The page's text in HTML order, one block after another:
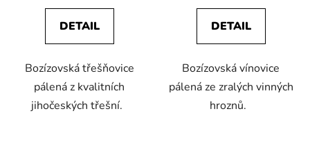
3,5
z
hvězdiček.
DETAIL
Bozízovská třešňovice
pálená z kvalitních
jihočeských třešní.
5,0
z
hvězdiček.
DETAIL
Bozízovská vínovice
pálená ze zralých vinných
hroznů.